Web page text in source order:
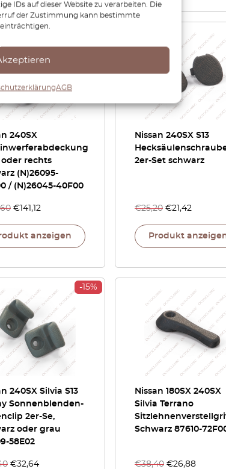
IDs auf dieser Website zu verarbeiten. Die
der Zustimmung kann bestimmte
AGB
240SX
oder rechts
(N)26095-
/ (N)26045-40F00
€ 141,12
anzeigen
Nissan 240SX S13
2er-Set schwarz
€25,20 €21,42
Produkt
-15%
240SX Silvia S13
Sonnenblenden-
2er-Se,
oder grau
58E02
€32,64
Nissan 180SX 240SX
Silvia Terrano
Schwarz 87610-
€38,40 €26,88